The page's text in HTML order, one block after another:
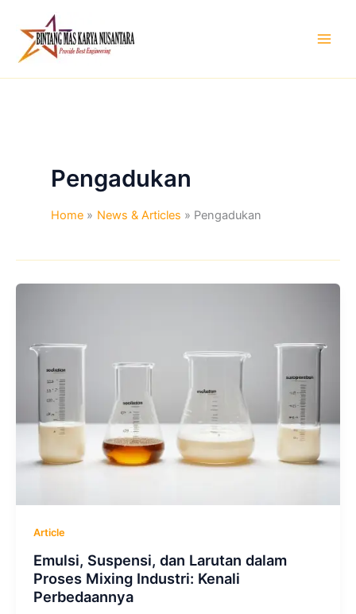
content
Pengadukan
Home News & Articles Pengadukan
Article
Emulsi, Suspensi, dan Larutan dalam
Proses Mixing Industri: Kenali
Perbedaannya